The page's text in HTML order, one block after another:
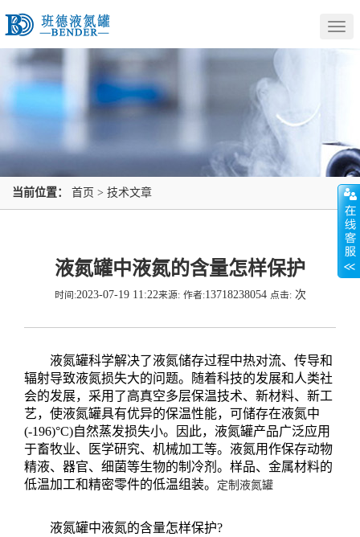
当前位置： 首页 > 技术文章
液氮罐中液氮的含量怎样保护
时间:2023-07-19 11:22来源: 作者:13718238054 点击: 次
液氮罐科学解决了液氮储存过程中热对流、传导和
辐射导致液氮损失大的问题。随着科技的发展和人类社
会的发展，采用了高真空多层保温技术、新材料、新工
艺，使液氮罐具有优异的保温性能，可储存在液氮中
(-196)°C)自然蒸发损失小。因此，液氮罐产品广泛应用
于畜牧业、医学研究、机械加工等。液氮用作保存动物
精液、器官、细菌等生物的制冷剂。样品、金属材料的
低温加工和精密零件的低温组装。
定制液氮罐
液氮罐中液氮的含量怎样保护?